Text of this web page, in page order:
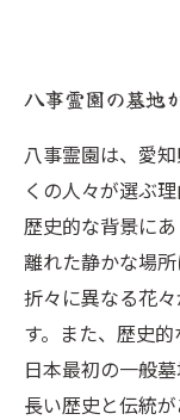
八事霊園の墓地
八事霊園は、愛
くの人々が選ぶ
歴史的な背景に
離れた静かな場
折々に異なる花
す。また、歴史
日本最初の一般
長い歴史と伝統